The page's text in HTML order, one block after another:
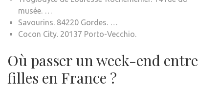
musée. …
Savourins. 84220 Gordes. …
Cocon City. 20137 Porto-Vecchio.
Où passer un week-end entre
filles en France ?